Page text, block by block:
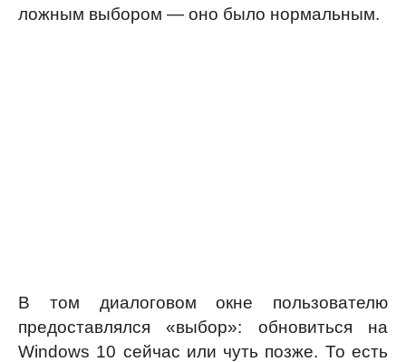
ложным выбором — оно было нормальным.
В том диалоговом окне пользователю
предоставлялся «выбор»: обновиться на
Windows 10 сейчас или чуть позже. То есть